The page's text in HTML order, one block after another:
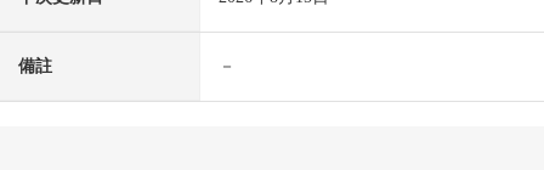
備註 －